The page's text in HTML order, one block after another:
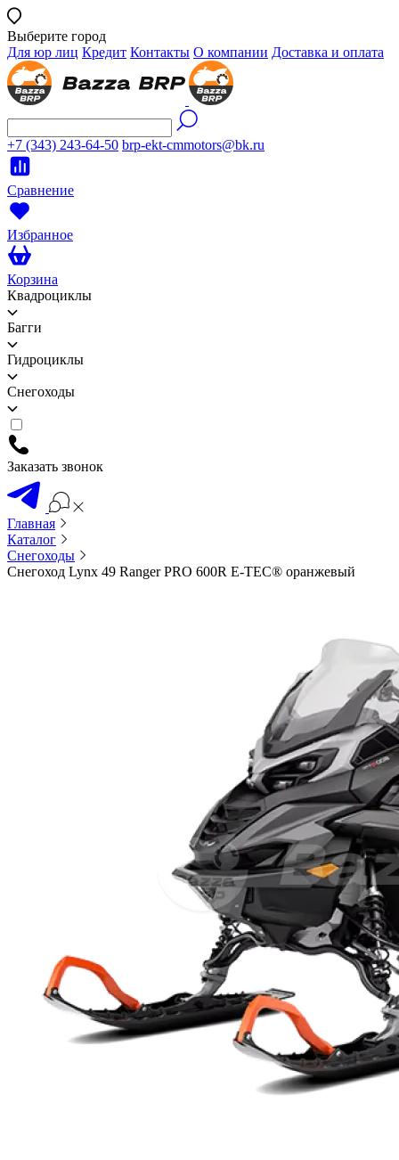
Выберите город
Для юр лиц Кредит Контакты О компании Доставка и оплата
+7 (343) 243-64-50 brp-ekt-cmmotors@bk.ru
Сравнение
Избранное
Корзина
Квадроциклы
Багги
Гидроциклы
Снегоходы
Заказать звонок
Главная
Каталог
Снегоходы
Снегоход Lynx 49 Ranger PRO 600R E-TEC® оранжевый